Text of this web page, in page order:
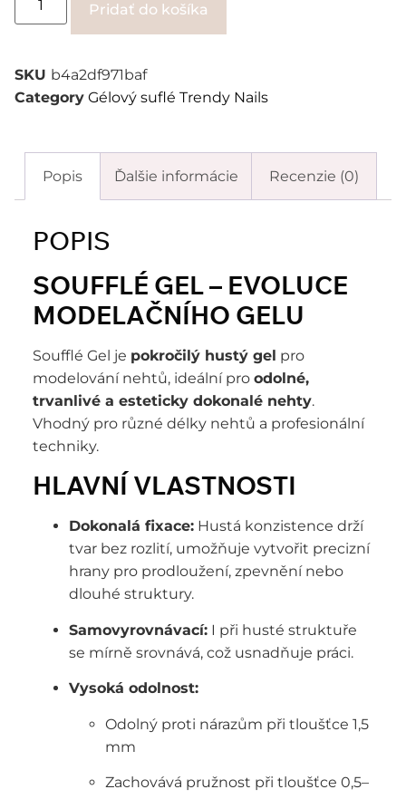
Pridať do košíka
SKU b4a2df971baf
Category Gélový suflé Trendy Nails
Popis Ďalšie informácie Recenzie (0)
POPIS
SOUFFLÉ GEL – EVOLUCE
MODELAČNÍHO GELU
Soufflé Gel je pokročilý hustý gel pro
modelování nehtů, ideální pro odolné,
trvanlivé a esteticky dokonalé nehty.
Vhodný pro různé délky nehtů a profesionální
techniky.
HLAVNÍ VLASTNOSTI
Dokonalá fixace: Hustá konzistence drží
tvar bez rozlití, umožňuje vytvořit precizní
hrany pro prodloužení, zpevnění nebo
dlouhé struktury.
Samovyrovnávací: I při husté struktuře
se mírně srovnává, což usnadňuje práci.
Vysoká odolnost:
Odolný proti nárazům při tloušťce 1,5
mm
Zachovává pružnost při tloušťce 0,5–